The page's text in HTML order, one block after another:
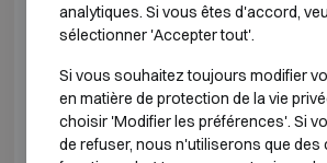
CLASSE ANTI-EFFRACTION 2
Modèle
analytiques. Si vous êtes d'accord,
sélectionner 'Accepter tout'.
Si vous souhaitez toujours modifier
en matière de protection de la vie
choisir 'Modifier les préférences'. Si
de refuser, nous n'utiliserons que des